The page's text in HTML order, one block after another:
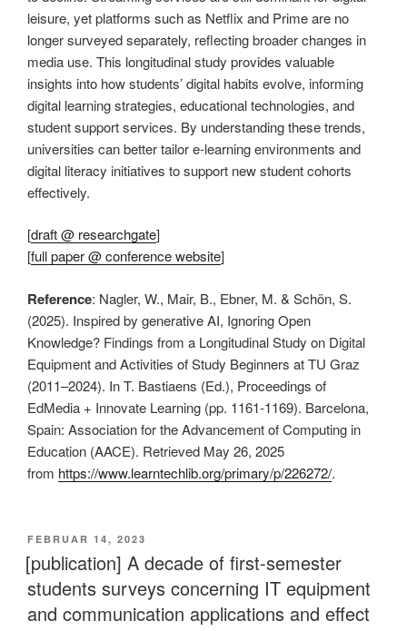
leisure, yet platforms such as Netflix and Prime are no
longer surveyed separately, reflecting broader changes in
media use. This longitudinal study provides valuable
insights into how students’ digital habits evolve, informing
digital learning strategies, educational technologies, and
student support services. By understanding these trends,
universities can better tailor e-learning environments and
digital literacy initiatives to support new student cohorts
effectively.
[draft @ researchgate]
[full paper @ conference website]
Reference: Nagler, W., Mair, B., Ebner, M. & Schön, S.
(2025). Inspired by generative AI, Ignoring Open
Knowledge? Findings from a Longitudinal Study on Digital
Equipment and Activities of Study Beginners at TU Graz
(2011–2024). In T. Bastiaens (Ed.), Proceedings of
EdMedia + Innovate Learning (pp. 1161-1169). Barcelona,
Spain: Association for the Advancement of Computing in
Education (AACE). Retrieved May 26, 2025
from https://www.learntechlib.org/primary/p/226272/.
VERÖFFENTLICHT
AM
FEBRUAR 14, 2023
[publication] A decade of first-semester
students surveys concerning IT equipment
and communication applications and effect